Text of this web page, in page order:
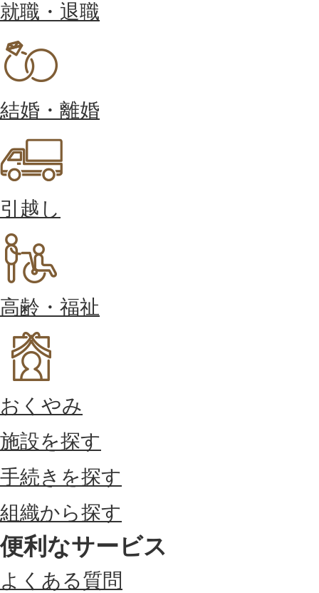
就職・退職
結婚・離婚
引越し
高齢・福祉
おくやみ
施設を探す
手続きを探す
組織から探す
便利なサービス
よくある質問